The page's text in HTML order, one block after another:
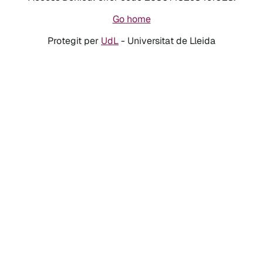
Go home
Protegit per UdL- Universitat de Lleida